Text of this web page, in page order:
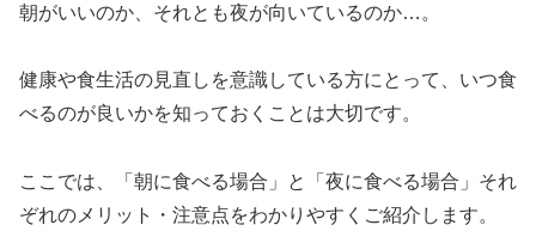
朝がいいのか、それとも夜が向いているのか…。
健康や食生活の見直しを意識している方にとって、いつ食
べるのが良いかを知っておくことは大切です。
ここでは、「朝に食べる場合」と「夜に食べる場合」それ
ぞれのメリット・注意点をわかりやすくご紹介します。